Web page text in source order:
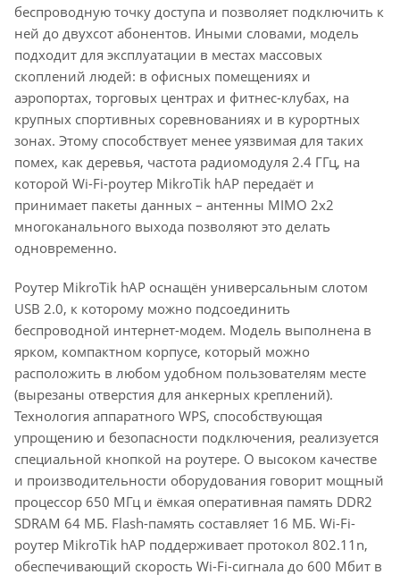
беспроводную точку доступа и позволяет подключить к
ней до двухсот абонентов. Иными словами, модель
подходит для эксплуатации в местах массовых
скоплений людей: в офисных помещениях и
аэропортах, торговых центрах и фитнес-клубах, на
крупных спортивных соревнованиях и в курортных
зонах. Этому способствует менее уязвимая для таких
помех, как деревья, частота радиомодуля 2.4 ГГц, на
которой Wi-Fi-роутер MikroTik hAP передаёт и
принимает пакеты данных – антенны MIMO 2x2
многоканального выхода позволяют это делать
одновременно.
Роутер MikroTik hAP оснащён универсальным слотом
USB 2.0, к которому можно подсоединить
беспроводной интернет-модем. Модель выполнена в
ярком, компактном корпусе, который можно
расположить в любом удобном пользователям месте
(вырезаны отверстия для анкерных креплений).
Технология аппаратного WPS, способствующая
упрощению и безопасности подключения, реализуется
специальной кнопкой на роутере. О высоком качестве
и производительности оборудования говорит мощный
процессор 650 МГц и ёмкая оперативная память DDR2
SDRAM 64 МБ. Flash-память составляет 16 МБ. Wi-Fi-
роутер MikroTik hAP поддерживает протокол 802.11n,
обеспечивающий скорость Wi-Fi-сигнала до 600 Мбит в